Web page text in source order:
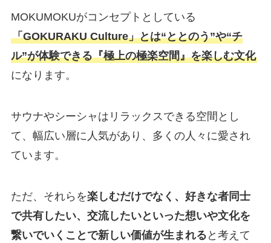
MOKUMOKUがコンセプトとしている
「GOKURAKU Culture」とは“ととのう”や“チ
ル”が体験できる『極上の極楽空間』を楽しむ文化
になります。
サウナやシーシャはリラックスできる空間とし
て、幅広い層に人気があり、多くの人々に愛され
ています。
ただ、それらを楽しむだけでなく、好きな者同士
で共有したい、交流したいといった想いや文化を
繋いでいくことで新しい価値が生まれる と考えて